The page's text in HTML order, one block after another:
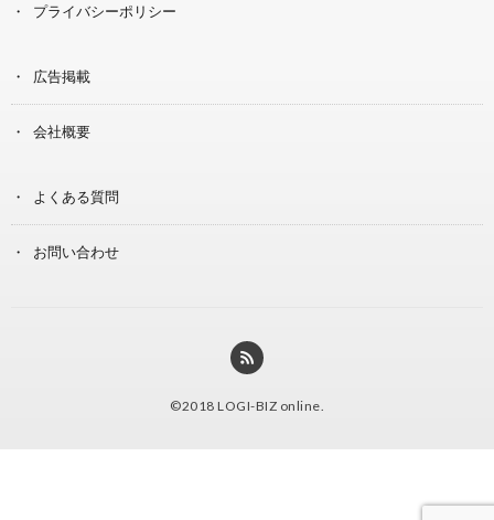
プライバシーポリシー
広告掲載
会社概要
よくある質問
お問い合わせ
©2018 LOGI-BIZ online